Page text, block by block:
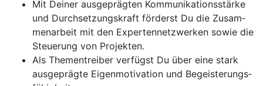
Mit Dei­ner aus­ge­präg­ten Kom­mu­ni­ka­ti­ons­stär­ke
und Durch­set­zungs­kraft för­derst Du die Zu­sam­
men­ar­beit mit den Ex­per­ten­netz­wer­ken so­wie die
Steu­e­rung von Pro­jek­ten.
Als The­men­trei­ber ver­fügst Du über ei­ne stark
aus­ge­präg­te Ei­gen­mo­ti­va­ti­on und Be­geis­te­rungs­